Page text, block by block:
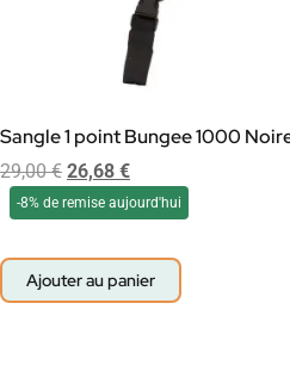
Sangle 1 point Bungee 1000
29,00€ 26,68 €
-8% de remise aujourd'hui
Ajouter au panier